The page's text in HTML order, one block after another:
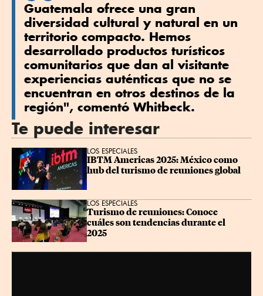
Guatemala ofrece una gran
diversidad cultural y natural en un
territorio compacto. Hemos
desarrollado productos turísticos
comunitarios que dan al visitante
experiencias auténticas que no se
encuentran en otros destinos de la
región", comentó Whitbeck.
Te puede interesar
LOS ESPECIALES
IBTM Americas 2025: México como
hub del turismo de reuniones global
LOS ESPECIALES
Turismo de reuniones: Conoce
cuáles son tendencias durante el
2025